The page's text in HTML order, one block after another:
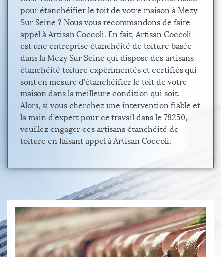
pour étanchéifier le toit de votre maison à Mezy
Sur Seine ? Nous vous recommandons de faire
appel à Artisan Coccoli. En fait, Artisan Coccoli
est une entreprise étanchéité de toiture basée
dans la Mezy Sur Seine qui dispose des artisans
étanchéité toiture expérimentés et certifiés qui
sont en mesure d’étanchéifier le toit de votre
maison dans la meilleure condition qui soit.
Alors, si vous cherchez une intervention fiable et
la main d’expert pour ce travail dans le 78250,
veuillez engager ces artisans étanchéité de
toiture en faisant appel à Artisan Coccoli.